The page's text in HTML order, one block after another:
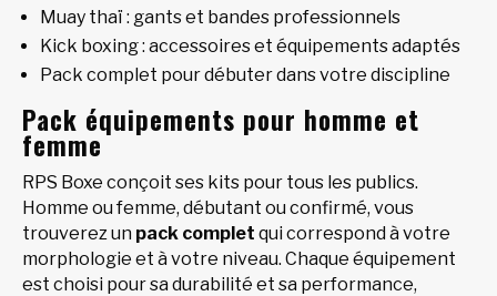
Muay thaï : gants et bandes professionnels
Kick boxing : accessoires et équipements adaptés
Pack complet pour débuter dans votre discipline
Pack équipements pour homme et
femme
RPS Boxe conçoit ses kits pour tous les publics.
Homme ou femme, débutant ou confirmé, vous
trouverez un pack complet qui correspond à votre
morphologie et à votre niveau. Chaque équipement
est choisi pour sa durabilité et sa performance,